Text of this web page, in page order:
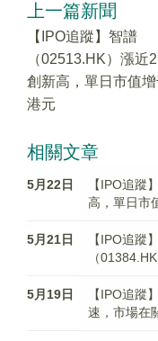
上一篇新聞
【IPO追蹤】智譜
（02513.HK）漲近
創新高，單日市值
港元
相關文章
5月22日
【IPO追蹤
高，單日市
5月21日
【IPO追蹤
（
5月19日
【IPO追蹤
速，市場在